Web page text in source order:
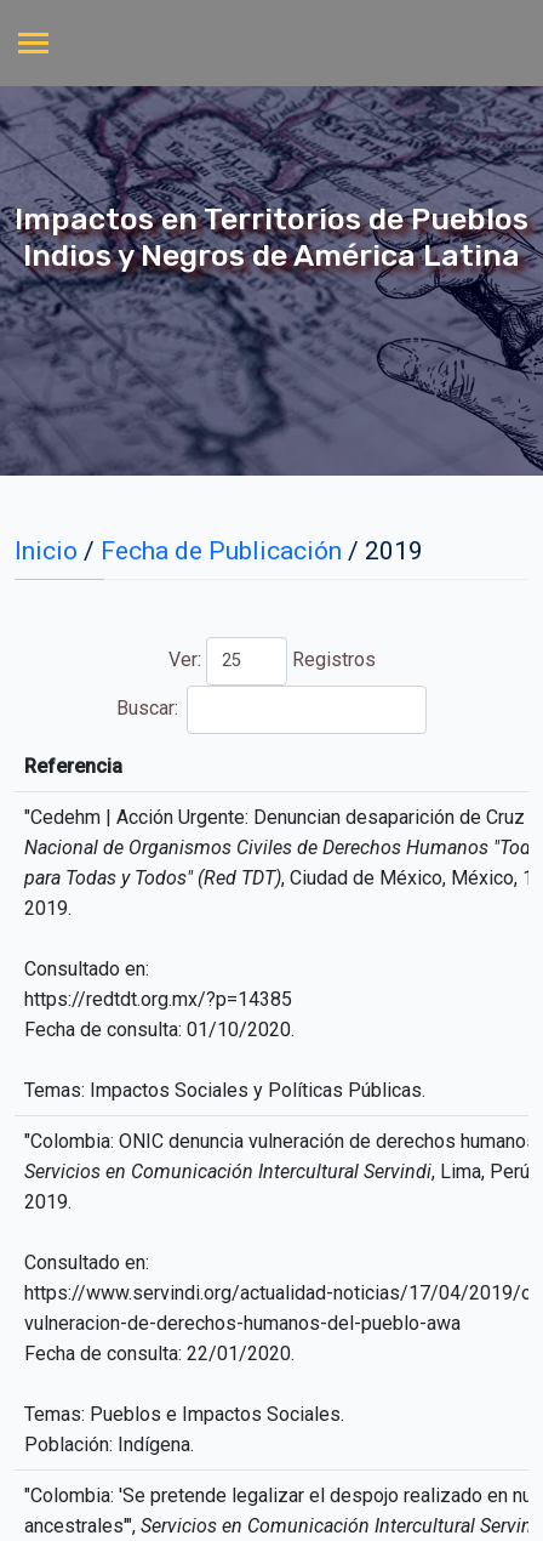
Impactos en Territorios de Pueblos
Indios y Negros de América Latina
Inicio / Fecha de Publicación / 2019
Ver: Registros
Buscar:
Referencia
Referencia
"Cedehm | Acción Urgente: Denuncian desaparición de Cruz
Nacional de Organismos Civiles de Derechos Humanos
para Todas y Todos" (Red TDT), Ciudad de México, México,
2019.
Consultado en:
https://redtdt.org.mx/?p=14385
Fecha de consulta: 01/10/2020.
Temas: Impactos Sociales y Políticas Públicas.
"Colombia: ONIC denuncia vulneración de derechos
Servicios en Comunicación Intercultural Servindi, Lima, Perú,
2019.
Consultado en:
https://www.servindi.org/actualidad-noticias/17/04/2019/
vulneracion-de-derechos-humanos-del-pueblo-awa
Fecha de consulta: 22/01/2020.
Temas: Pueblos e Impactos Sociales.
Población: Indígena.
"Colombia: 'Se pretende legalizar el despojo realizado en
ancestrales'", Servicios en Comunicación Intercultural